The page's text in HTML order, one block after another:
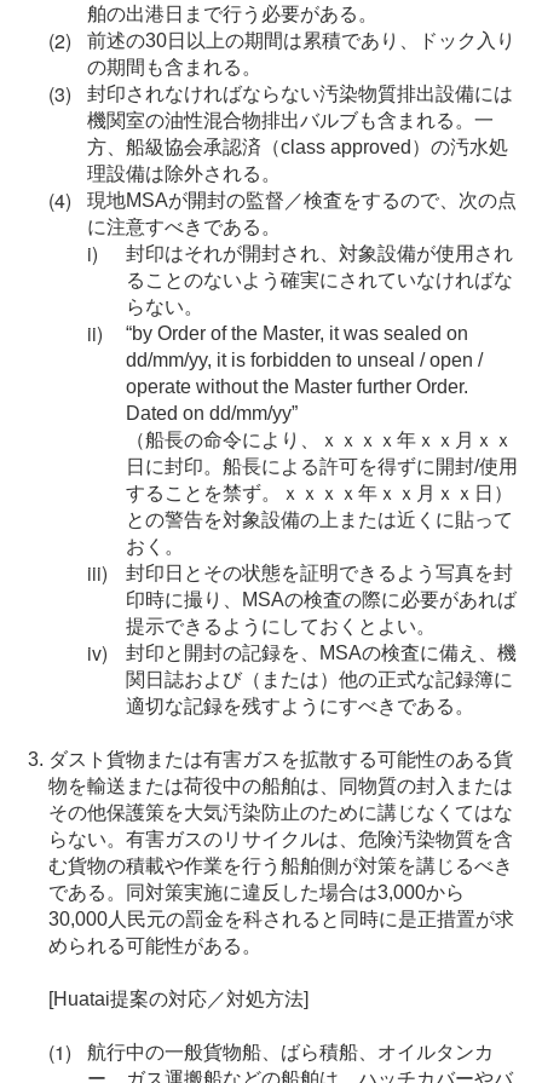
舶の出港日まで行う必要がある。
前述の30日以上の期間は累積であり、ドック入り
の期間も含まれる。
封印されなければならない汚染物質排出設備には
機関室の油性混合物排出バルブも含まれる。一
方、船級協会承認済（class approved）の汚水処
理設備は除外される。
現地MSAが開封の監督／検査をするので、次の点
に注意すべきである。
封印はそれが開封され、対象設備が使用され
ることのないよう確実にされていなければな
らない。
“by Order of the Master, it was sealed on
dd/mm/yy, it is forbidden to unseal / open /
operate without the Master further Order.
Dated on dd/mm/yy”
（船長の命令により、ｘｘｘｘ年ｘｘ月ｘｘ
日に封印。船長による許可を得ずに開封/使用
することを禁ず。ｘｘｘｘ年ｘｘ月ｘｘ日）
との警告を対象設備の上または近くに貼って
おく。
封印日とその状態を証明できるよう写真を封
印時に撮り、MSAの検査の際に必要があれば
提示できるようにしておくとよい。
封印と開封の記録を、MSAの検査に備え、機
関日誌および（または）他の正式な記録簿に
適切な記録を残すようにすべきである。
ダスト貨物または有害ガスを拡散する可能性のある貨
物を輸送または荷役中の船舶は、同物質の封入または
その他保護策を大気汚染防止のために講じなくてはな
らない。有害ガスのリサイクルは、危険汚染物質を含
む貨物の積載や作業を行う船舶側が対策を講じるべき
である。同対策実施に違反した場合は3,000から
30,000人民元の罰金を科されると同時に是正措置が求
められる可能性がある。
[Huatai提案の対応／対処方法]
航行中の一般貨物船、ばら積船、オイルタンカ